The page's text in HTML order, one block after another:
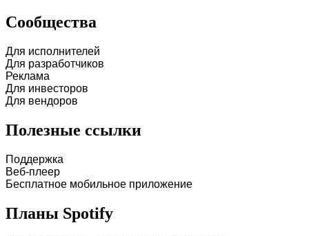
Сообщества
Для исполнителей
Для разработчиков
Реклама
Для инвесторов
Для вендоров
Полезные ссылки
Поддержка
Веб-плеер
Бесплатное мобильное приложение
Планы Spotify